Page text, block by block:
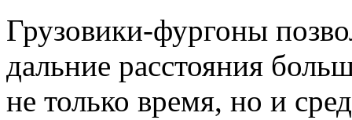
Грузовики-фургоны
дальние расстояния
не только время, но и